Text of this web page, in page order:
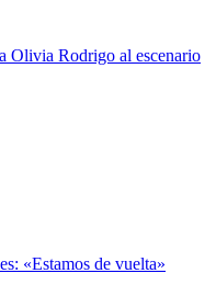
Olivia Rodrigo al escenario
«Estamos de vuelta»